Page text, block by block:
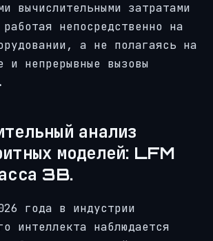
вычислительными затратами
непосредственно на
а не полагаясь на
и непрерывные вызовы
анализ
моделей: LFM
3B.
года в индустрии
интеллекта наблюдается